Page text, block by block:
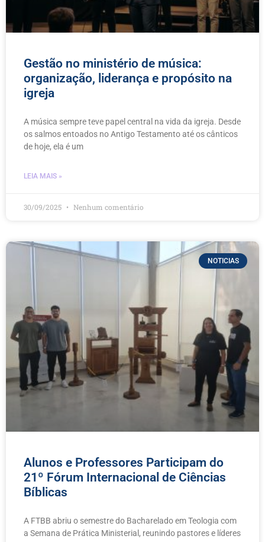
Gestão no ministério de música:
organização, liderança e propósito na
igreja
A música sempre teve papel central na vida da igreja. Desde
os salmos entoados no Antigo Testamento até os cânticos
de hoje, ela é um
LEIA MAIS »
30/09/2025 Nenhum comentário
NOTICIAS
Alunos e Professores Participam do
21º Fórum Internacional de Ciências
Bíblicas
A FTBB abriu o semestre do Bacharelado em Teologia com
a Semana de Prática Ministerial, reunindo pastores e líderes